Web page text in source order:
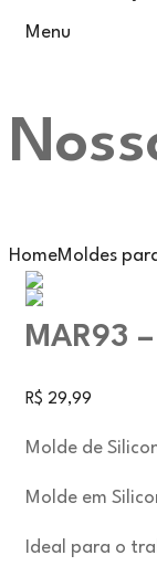
Menu
HomeMoldes
MAR93
R$ 29,99
Molde de
Molde em
Ideal para o